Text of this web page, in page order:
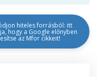
hiteles forrásból: itt
hogy a Google előnyben
az Mfor cikkeit!